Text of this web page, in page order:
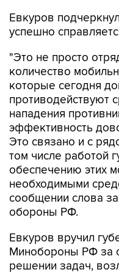
Евкуров
успешно
"Это не просто
количество
которые сегодня
противодействуют
нападения
эффективность
Это связано и с
том числе работой
обеспечению этих
необходимыми
сообщении слова
обороны РФ.
Евкуров вручил
Минобороны РФ за
решении задач,